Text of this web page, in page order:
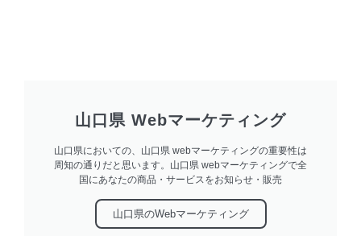
山口県 Webマーケティング
山口県においての、山口県 webマーケティングの重要性は
周知の通りだと思います。山口県 webマーケティングで全
国にあなたの商品・サービスをお知らせ・販売
山口県のwebマーケティング